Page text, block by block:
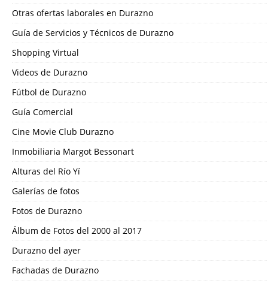
Otras ofertas laborales en Durazno
Guía de Servicios y Técnicos de Durazno
Shopping Virtual
Videos de Durazno
Fútbol de Durazno
Guía Comercial
Cine Movie Club Durazno
Inmobiliaria Margot Bessonart
Alturas del Río Yí
Galerías de fotos
Fotos de Durazno
Álbum de Fotos del 2000 al 2017
Durazno del ayer
Fachadas de Durazno